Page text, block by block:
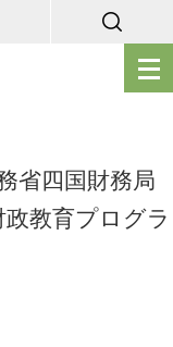
メ
ニ
を
開
く
省四国財務局
教育プログラ